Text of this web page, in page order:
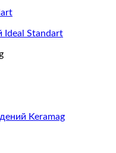
Ideal Standart
Keramag